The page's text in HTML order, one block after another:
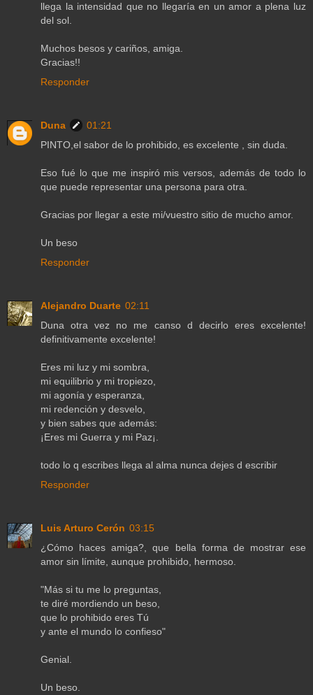
llega la intensidad que no llegaría en un amor a plena luz
del sol.
Muchos besos y cariños, amiga.
Gracias!!
Responder
Duna
01:21
PINTO,el sabor de lo prohibido, es excelente , sin duda.
Eso fué lo que me inspiró mis versos, además de todo lo
que puede representar una persona para otra.
Gracias por llegar a este mi/vuestro sitio de mucho amor.
Un beso
Responder
Alejandro Duarte 02:11
Duna otra vez no me canso d decirlo eres excelente!
definitivamente excelente!
Eres mi luz y mi sombra,
mi equilibrio y mi tropiezo,
mi agonía y esperanza,
mi redención y desvelo,
y bien sabes que además:
¡Eres mi Guerra y mi Paz¡.
todo lo q escribes llega al alma nunca dejes d escribir
Responder
Luis Arturo Cerón 03:15
¿Cómo haces amiga?, que bella forma de mostrar ese
amor sin límite, aunque prohibido, hermoso.
"Más si tu me lo preguntas,
te diré mordiendo un beso,
que lo prohibido eres Tú
y ante el mundo lo confieso"
Genial.
Un beso.